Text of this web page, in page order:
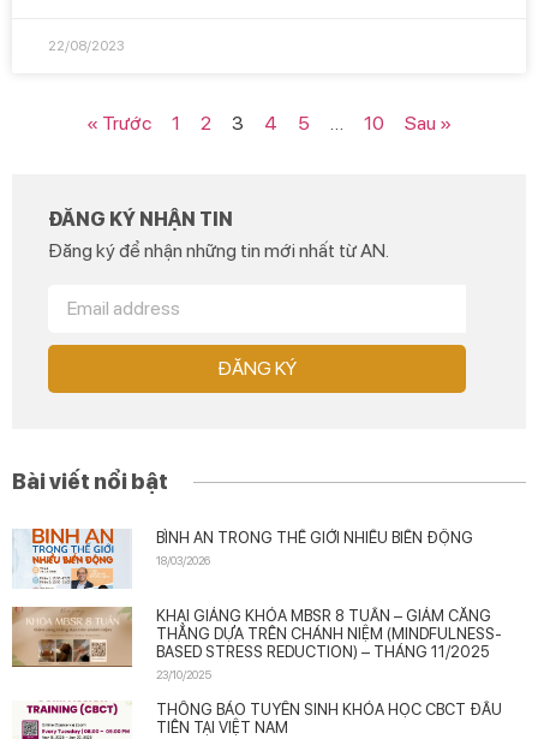
22/08/2023
« Trước 1 2 3 4 5 … 10 Sau »
ĐĂNG KÝ NHẬN TIN
Đăng ký để nhận những tin mới nhất từ AN.
ĐĂNG KÝ
Bài viết nổi bật
BÌNH AN TRONG THẾ GIỚI NHIỀU BIẾN ĐỘNG
18/03/2026
KHAI GIẢNG KHÓA MBSR 8 TUẦN – GIẢM CĂNG
THẲNG DỰA TRÊN CHÁNH NIỆM (MINDFULNESS-
BASED STRESS REDUCTION) – THÁNG 11/2025
23/10/2025
THÔNG BÁO TUYỂN SINH KHÓA HỌC CBCT ĐẦU
TIÊN TẠI VIỆT NAM